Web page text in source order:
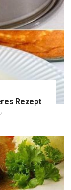
Rezept